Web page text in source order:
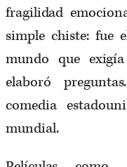
fragilidad
simple chiste: fue
mundo que
elaboró
comedia
mundial.